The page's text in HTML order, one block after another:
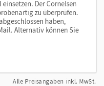
Der Cornelsen
zu überprüfen.
haben,
Alternativ können Sie
Alle Preisangaben inkl. MwSt.